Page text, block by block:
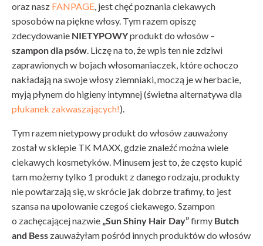
oraz nasz FANPAGE, jest chęć poznania ciekawych
sposobów na piękne włosy. Tym razem opiszę
zdecydowanie NIETYPOWYprodukt do włosów –
szampon dla psów. Liczę na to, że wpis ten nie zdziwi
zaprawionych w bojach włosomaniaczek, które ochoczo
nakładają na swoje włosy ziemniaki, moczą je w herbacie,
myją płynem do higieny intymnej (świetna alternatywa dla
płukanek zakwaszających!).
Tym razem nietypowy produkt do włosów zauważony
został w sklepie TK MAXX, gdzie znaleźć można wiele
ciekawych kosmetyków. Minusem jest to, że często kupić
tam możemy tylko 1 produkt z danego rodzaju, produkty
nie powtarzają się, w skrócie jak dobrze trafimy, to jest
szansa na upolowanie czegoś ciekawego. Szampon
o zachęcającej nazwie „Sun Shiny Hair Day”firmy Butch
and Bess zauważyłam pośród innych produktów do włosów